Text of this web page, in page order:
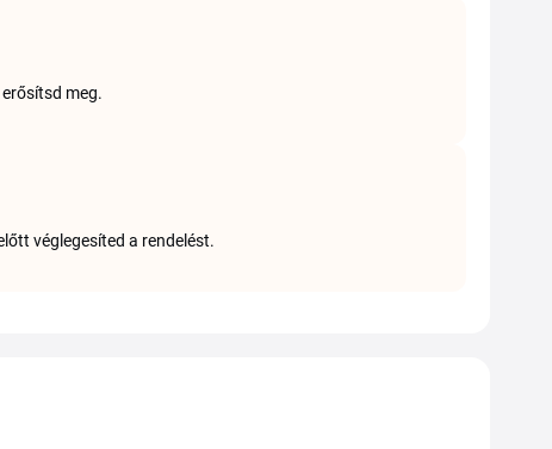
meg.
véglegesíted a rendelést.